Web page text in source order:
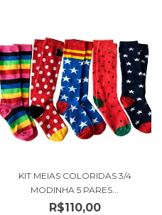
KIT MEIAS COLORIDAS 3/4
MODINHA 5 PARES...
R$110,00